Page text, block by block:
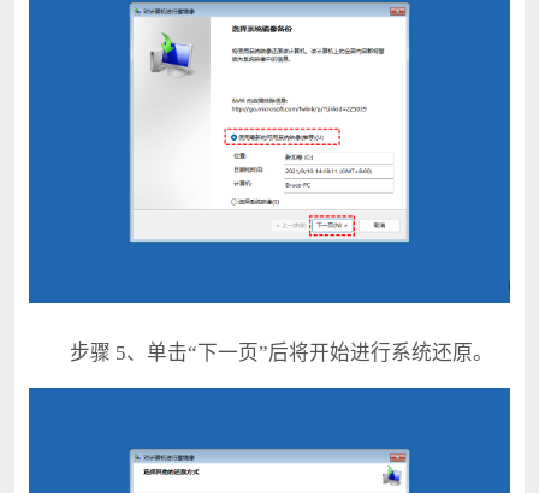
步骤 5、单击“下一页”后将开始进行系统还原。